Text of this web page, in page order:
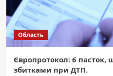
Область
Європротокол: 6
збитками при ДТП.